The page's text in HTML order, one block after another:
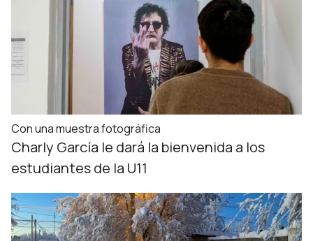
Con una muestra fotográfica
Charly García le dará la bienvenida a los
estudiantes de la U11